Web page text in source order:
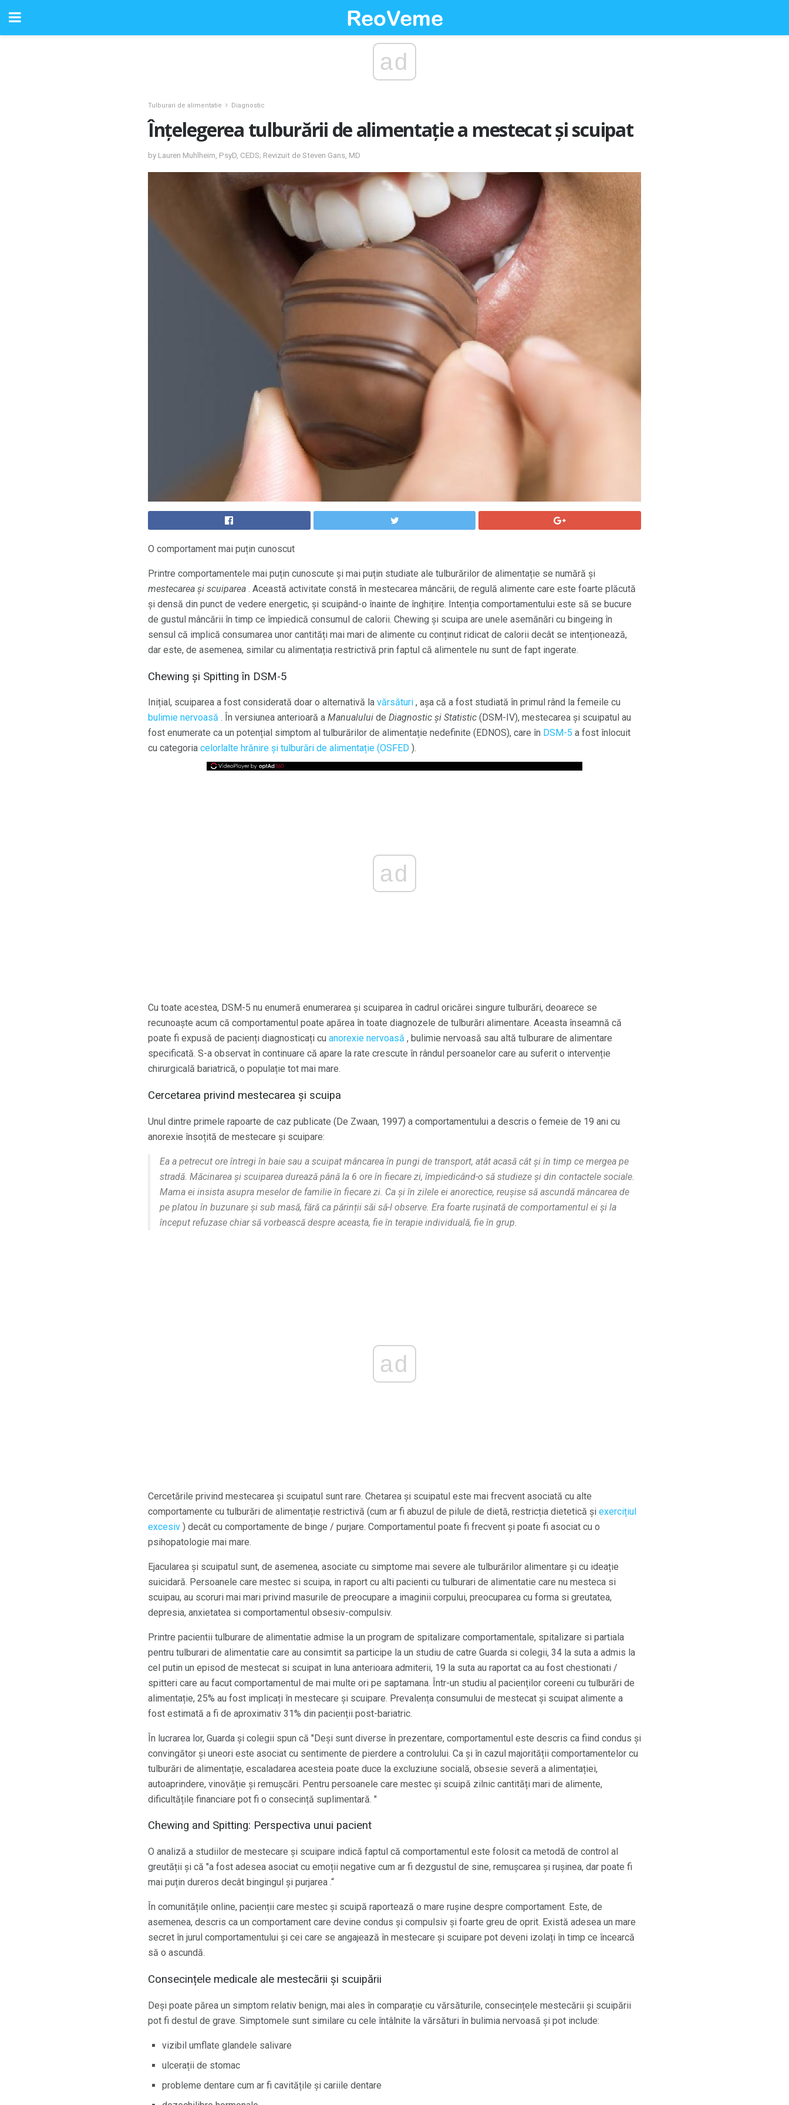
ad
Tulburari de alimentatie Diagnostic
Înțelegerea tulburării de alimentație a mestecat și scuipat
by Lauren Muhlheim, PsyD, CEDS; Revizuit de Steven Gans, MD
O comportament mai puțin cunoscut
Printre comportamentele mai puțin cunoscute și mai puțin studiate ale tulburărilor de alimentație se numără și
mestecarea și scuiparea . Această activitate constă în mestecarea mâncării, de regulă alimente care este foarte plăcută
și densă din punct de vedere energetic, și scuipând-o înainte de înghițire. Intenția comportamentului este să se bucure
de gustul mâncării în timp ce împiedică consumul de calorii. Chewing și scuipa are unele asemănări cu bingeing în
sensul că implică consumarea unor cantități mai mari de alimente cu conținut ridicat de calorii decât se intenționează,
dar este, de asemenea, similar cu alimentația restrictivă prin faptul că alimentele nu sunt de fapt ingerate.
Chewing și Spitting în DSM-5
Inițial, scuiparea a fost considerată doar o alternativă la vărsături , așa că a fost studiată în primul rând la femeile cu
bulimie nervoasă . În versiunea anterioară a Manualului de Diagnostic și Statistic (DSM-IV), mestecarea și scuipatul au
fost enumerate ca un potențial simptom al tulburărilor de alimentație nedefinite (EDNOS), care în DSM-5 a fost înlocuit
cu categoria celorlalte hrănire și tulburări de alimentație (OSFED ).
ad
Cu toate acestea, DSM-5 nu enumeră enumerarea și scuiparea în cadrul oricărei singure tulburări, deoarece se
recunoaște acum că comportamentul poate apărea în toate diagnozele de tulburări alimentare. Aceasta înseamnă că
poate fi expusă de pacienți diagnosticați cu anorexie nervoasă , bulimie nervoasă sau altă tulburare de alimentare
specificată. S-a observat în continuare că apare la rate crescute în rândul persoanelor care au suferit o intervenție
chirurgicală bariatrică, o populație tot mai mare.
Cercetarea privind mestecarea și scuipa
Unul dintre primele rapoarte de caz publicate (De Zwaan, 1997) a comportamentului a descris o femeie de 19 ani cu
anorexie însoțită de mestecare și scuipare:
Ea a petrecut ore întregi în baie sau a scuipat mâncarea în pungi de transport, atât acasă cât și în timp ce mergea pe
stradă. Măcinarea și scuiparea durează până la 6 ore în fiecare zi, împiedicând-o să studieze și din contactele sociale.
Mama ei insista asupra meselor de familie în fiecare zi. Ca și în zilele ei anorectice, reușise să ascundă mâncarea de
pe platou în buzunare și sub masă, fără ca părinții săi să-l observe. Era foarte rușinată de comportamentul ei și la
început refuzase chiar să vorbească despre aceasta, fie în terapie individuală, fie în grup.
ad
Cercetările privind mestecarea și scuipatul sunt rare. Chetarea și scuipatul este mai frecvent asociată cu alte
comportamente cu tulburări de alimentație restrictivă (cum ar fi abuzul de pilule de dietă, restricția dietetică și exercițiul
excesiv ) decât cu comportamente de binge / purjare. Comportamentul poate fi frecvent și poate fi asociat cu o
psihopatologie mai mare.
Ejacularea și scuipatul sunt, de asemenea, asociate cu simptome mai severe ale tulburărilor alimentare și cu ideație
suicidară. Persoanele care mestec si scuipa, in raport cu alti pacienti cu tulburari de alimentatie care nu mesteca si
scuipau, au scoruri mai mari privind masurile de preocupare a imaginii corpului, preocuparea cu forma si greutatea,
depresia, anxietatea si comportamentul obsesiv-compulsiv.
Printre pacientii tulburare de alimentatie admise la un program de spitalizare comportamentale, spitalizare si partiala
pentru tulburari de alimentatie care au consimtit sa participe la un studiu de catre Guarda si colegii, 34 la suta a admis la
cel putin un episod de mestecat si scuipat in luna anterioara admiterii, 19 la suta au raportat ca au fost chestionati /
spitteri care au facut comportamentul de mai multe ori pe saptamana. Într-un studiu al pacienților coreeni cu tulburări de
alimentație, 25% au fost implicați în mestecare și scuipare. Prevalența consumului de mestecat și scuipat alimente a
fost estimată a fi de aproximativ 31% din pacienții post-bariatric.
În lucrarea lor, Guarda și colegii spun că "Deși sunt diverse în prezentare, comportamentul este descris ca fiind condus și
convingător și uneori este asociat cu sentimente de pierdere a controlului. Ca și în cazul majorității comportamentelor cu
tulburări de alimentație, escaladarea acesteia poate duce la excluziune socială, obsesie severă a alimentației,
autoaprindere, vinovăție și remușcări. Pentru persoanele care mestec și scuipă zilnic cantități mari de alimente,
dificultățile financiare pot fi o consecință suplimentară. "
Chewing and Spitting: Perspectiva unui pacient
O analiză a studiilor de mestecare și scuipare indică faptul că comportamentul este folosit ca metodă de control al
greutății și că "a fost adesea asociat cu emoții negative cum ar fi dezgustul de sine, remușcarea și rușinea, dar poate fi
mai puțin dureros decât bingingul și purjarea .“
În comunitățile online, pacienții care mestec și scuipă raportează o mare rușine despre comportament. Este, de
asemenea, descris ca un comportament care devine condus și compulsiv și foarte greu de oprit. Există adesea un mare
secret în jurul comportamentului și cei care se angajează în mestecare și scuipare pot deveni izolați în timp ce încearcă
să o ascundă.
Consecințele medicale ale mestecării și scuipării
Deși poate părea un simptom relativ benign, mai ales în comparație cu vărsăturile, consecințele mestecării și scuipării
pot fi destul de grave. Simptomele sunt similare cu cele întâlnite la vărsături în bulimia nervoasă și pot include:
vizibil umflate glandele salivare
ulcerații de stomac
probleme dentare cum ar fi cavitățile și cariile dentare